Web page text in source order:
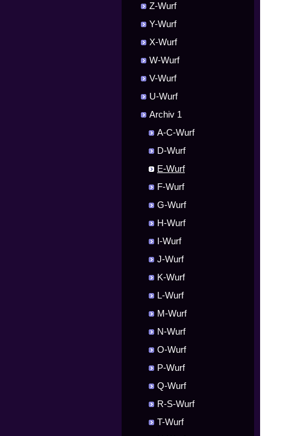
Z-Wurf
Y-Wurf
X-Wurf
W-Wurf
V-Wurf
U-Wurf
Archiv 1
A-C-Wurf
D-Wurf
E-Wurf
F-Wurf
G-Wurf
H-Wurf
I-Wurf
J-Wurf
K-Wurf
L-Wurf
M-Wurf
N-Wurf
O-Wurf
P-Wurf
Q-Wurf
R-S-Wurf
T-Wurf